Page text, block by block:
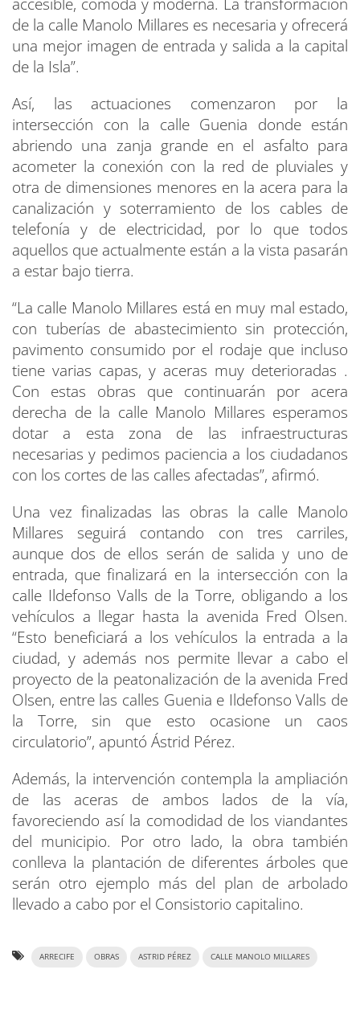
accesible, cómoda y moderna. La transformación
de la calle Manolo Millares es necesaria y ofrecerá
una mejor imagen de entrada y salida a la capital
de la Isla”.
Así, las actuaciones comenzaron por la
intersección con la calle Guenia donde están
abriendo una zanja grande en el asfalto para
acometer la conexión con la red de pluviales y
otra de dimensiones menores en la acera para la
canalización y soterramiento de los cables de
telefonía y de electricidad, por lo que todos
aquellos que actualmente están a la vista pasarán
a estar bajo tierra.
“La calle Manolo Millares está en muy mal estado,
con tuberías de abastecimiento sin protección,
pavimento consumido por el rodaje que incluso
tiene varias capas, y aceras muy deterioradas .
Con estas obras que continuarán por acera
derecha de la calle Manolo Millares esperamos
dotar a esta zona de las infraestructuras
necesarias y pedimos paciencia a los ciudadanos
con los cortes de las calles afectadas”, afirmó.
Una vez finalizadas las obras la calle Manolo
Millares seguirá contando con tres carriles,
aunque dos de ellos serán de salida y uno de
entrada, que finalizará en la intersección con la
calle Ildefonso Valls de la Torre, obligando a los
vehículos a llegar hasta la avenida Fred Olsen.
“Esto beneficiará a los vehículos la entrada a la
ciudad, y además nos permite llevar a cabo el
proyecto de la peatonalización de la avenida Fred
Olsen, entre las calles Guenia e Ildefonso Valls de
la Torre, sin que esto ocasione un caos
circulatorio”, apuntó Ástrid Pérez.
Además, la intervención contempla la ampliación
de las aceras de ambos lados de la vía,
favoreciendo así la comodidad de los viandantes
del municipio. Por otro lado, la obra también
conlleva la plantación de diferentes árboles que
serán otro ejemplo más del plan de arbolado
llevado a cabo por el Consistorio capitalino.
ARRECIFE OBRAS ASTRID PÉREZ CALLE MANOLO MILLARES